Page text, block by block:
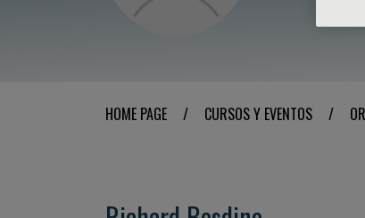
HOME PAGE / CURSOS Y EVENTOS /